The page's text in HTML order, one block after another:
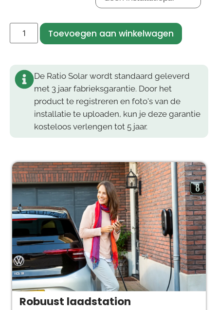
Toevoegen aan winkelwagen
De Ratio Solar wordt standaard geleverd
met 3 jaar fabrieksgarantie. Door het
product te registreren en foto's van de
installatie te uploaden, kun je deze garantie
kosteloos verlengen tot 5 jaar.
Robuust laadstation